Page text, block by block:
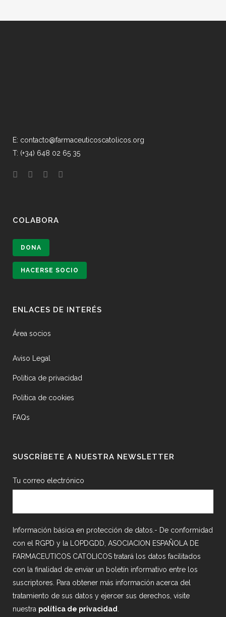
E: contacto@farmaceuticoscatolicos.org
T: (+34) 648 02 65 35
COLABORA
DONA
HACERSE SOCIO
ENLACES DE INTERÉS
Área socios
Aviso Legal
Política de privacidad
Política de cookies
FAQs
SUSCRÍBETE A NUESTRA NEWSLETTER
Tu correo electrónico
Información básica en protección de datos.- De conformidad
con el RGPD y la LOPDGDD, ASOCIACION ESPAÑOLA DE
FARMACEUTICOS CATOLICOS tratará los datos facilitados
con la finalidad de enviar un boletín informativo entre los
suscriptores. Para obtener más información acerca del
tratamiento de sus datos y ejercer sus derechos, visite
nuestra política de privacidad